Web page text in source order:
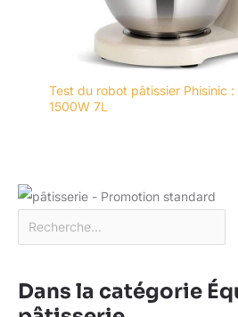
Test du robot pâtissier Phisinic
1500W 7L
Dans la catégorie